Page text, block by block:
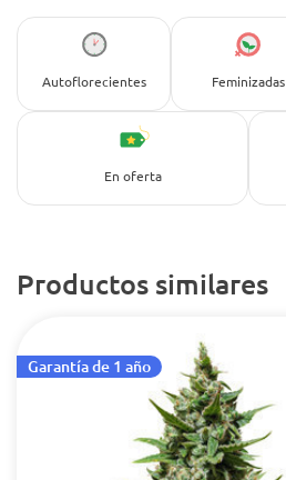
Autoflorecientes Feminizadas
En oferta
Productos similares
Garantía de 1 año